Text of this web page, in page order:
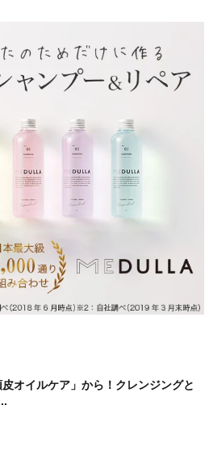
オイルケア」から！クレンジングと